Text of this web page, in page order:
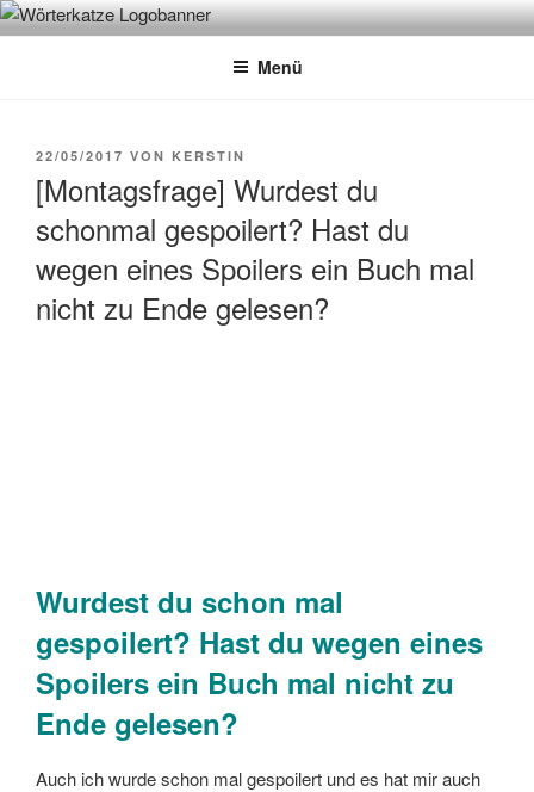
Zum
InhaltWÖRTERKATZE
Von Büchern erzählen
Menü
VERÖFFENTLICHT
22/05/2017 VON KERSTIN
[Montagsfrage] Wurdest du
schonmal gespoilert? Hast du
wegen eines Spoilers ein Buch mal
nicht zu Ende gelesen?
Wurdest du schon mal
gespoilert? Hast du wegen eines
Spoilers ein Buch mal nicht zu
Ende gelesen?
Auch ich wurde schon mal gespoilert und es hat mir auch